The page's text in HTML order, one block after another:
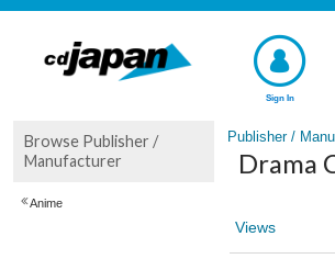
Sign In
Publisher /
Drama
Views
Browse Publisher /
Manufacturer
Anime